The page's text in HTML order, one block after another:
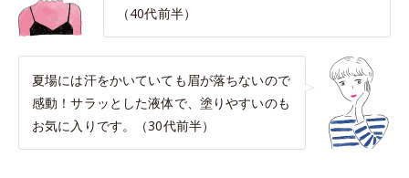
（40代前半）
夏場には汗をかいていても眉が落ちないので
感動！サラッとした液体で、塗りやすいのも
お気に入りです。（30代前半）